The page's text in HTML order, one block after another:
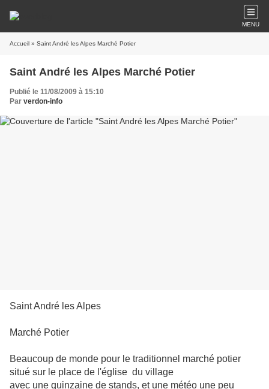
MENU
Accueil » Saint André les Alpes Marché Potier
Saint André les Alpes Marché Potier
Publié le 11/08/2009 à 15:10
Par verdon-info
Saint André les Alpes
Marché Potier
Beaucoup de monde pour le traditionnel marché potier
situé sur le place de l'église du village
avec une quinzaine de stands, et une météo une peu